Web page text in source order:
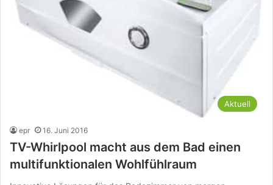
Aktuell
epr 16. Juni 2016
TV-Whirlpool macht aus dem Bad einen
multifunktionalen Wohlfühlraum